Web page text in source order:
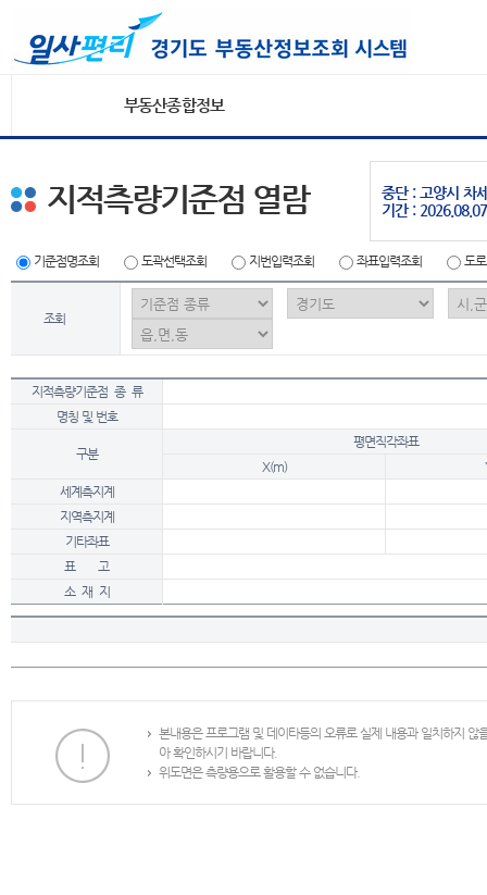
부동산종합정보
중단 : 고양시 차
기간 :
지적측량기준점 열람
기준점명조회 도곽선택조회 지번입력조회 좌표입력조회 도
조회
지적측량기준점 종 류
명칭 및 번호
구분
평면직각좌표
X(m)
세계측지계
지역측지계
기타좌표
표 고
소 재 지
본내용은 프로그램 및 데이타등의 오류로 실제 내용과 일치하지
아 확인하시기 바랍니다.
위도면은 측량용으로 활용할 수 없습니다.